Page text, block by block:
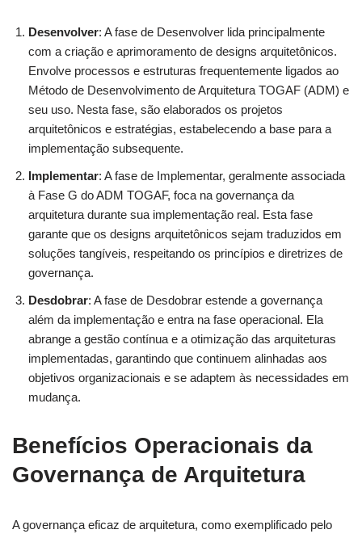
Desenvolver: A fase de Desenvolver lida principalmente
com a criação e aprimoramento de designs arquitetônicos.
Envolve processos e estruturas frequentemente ligados ao
Método de Desenvolvimento de Arquitetura TOGAF (ADM) e
seu uso. Nesta fase, são elaborados os projetos
arquitetônicos e estratégias, estabelecendo a base para a
implementação subsequente.
Implementar: A fase de Implementar, geralmente associada
à Fase G do ADM TOGAF, foca na governança da
arquitetura durante sua implementação real. Esta fase
garante que os designs arquitetônicos sejam traduzidos em
soluções tangíveis, respeitando os princípios e diretrizes de
governança.
Desdobrar: A fase de Desdobrar estende a governança
além da implementação e entra na fase operacional. Ela
abrange a gestão contínua e a otimização das arquiteturas
implementadas, garantindo que continuem alinhadas aos
objetivos organizacionais e se adaptem às necessidades em
mudança.
Benefícios Operacionais da
Governança de Arquitetura
A governança eficaz de arquitetura, como exemplificado pelo